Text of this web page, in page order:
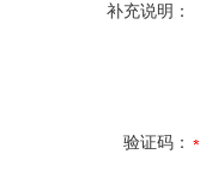
补充说明：
验证码：